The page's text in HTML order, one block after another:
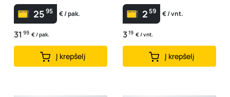
plokštės, 8577592
2595 € / pak.
31 99 € / pak.
Į krepšelį
vnt. - 0,75 m2), 930491
259 € / vnt.
319 € / vnt.
Į krepšelį